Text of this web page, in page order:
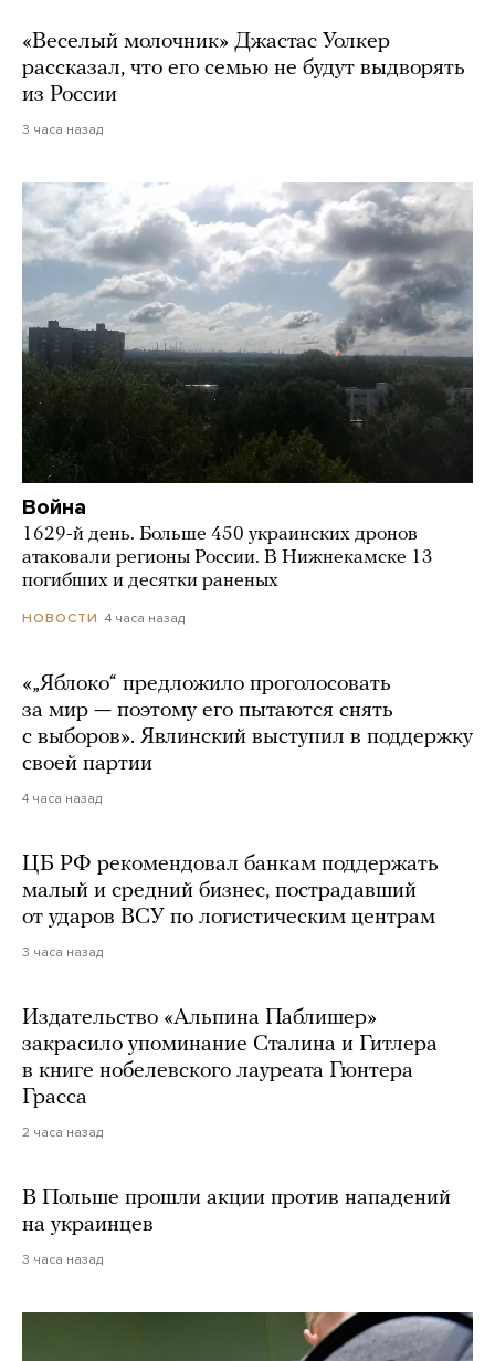
«Веселый молочник» Джастас Уолкер
рассказал, что его семью не будут выдворять
из России
3 часа назад
Война
1629-й день. Больше 450 украинских дронов
атаковали регионы России. В Нижнекамске 13
погибших и десятки раненых
НОВОСТИ 4 часа назад
«„Яблоко“ предложило проголосовать
за мир — поэтому его пытаются снять
с выборов». Явлинский выступил в поддержку
своей партии
4 часа назад
ЦБ РФ рекомендовал банкам поддержать
малый и средний бизнес, пострадавший
от ударов ВСУ по логистическим центрам
3 часа назад
Издательство «Альпина Паблишер»
закрасило упоминание Сталина и Гитлера
в книге нобелевского лауреата Гюнтера
Грасса
2 часа назад
В Польше прошли акции против нападений
на украинцев
3 часа назад